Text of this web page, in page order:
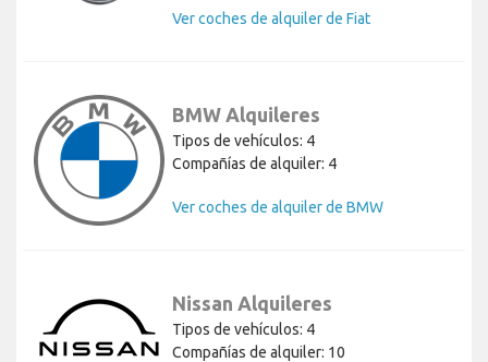
Ver coches de alquiler de Fiat
BMW Alquileres
Tipos de vehículos: 4
Compañías de alquiler: 4
Ver coches de alquiler de BMW
Nissan Alquileres
Tipos de vehículos: 4
Compañías de alquiler: 10